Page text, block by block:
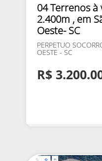
04 Terrenos
2.400m , em
Oeste- SC
PERPETUO
OESTE - SC
R$